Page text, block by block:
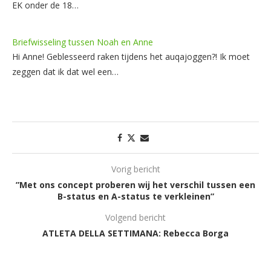
EK onder de 18…
Briefwisseling tussen Noah en Anne
Hi Anne! Geblesseerd raken tijdens het auqajoggen?! Ik moet
zeggen dat ik dat wel een…
Vorig bericht
”Met ons concept proberen wij het verschil tussen een
B-status en A-status te verkleinen”
Volgend bericht
ATLETA DELLA SETTIMANA: Rebecca Borga